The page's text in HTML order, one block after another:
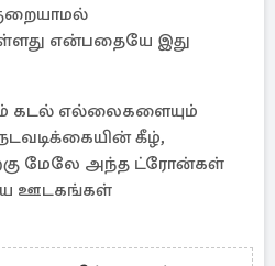
என்பதையே இது
கடல் எல்லைகளையும்
கீழ்,
மேலே அந்த ட்ரோன்கள்
ஊடகங்கள்